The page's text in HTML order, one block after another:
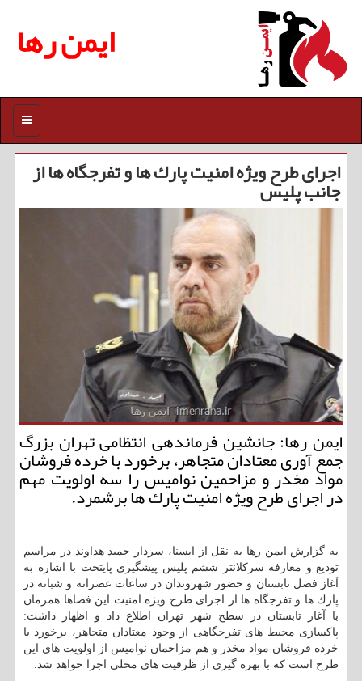
ایمن رها
منو
اجرای طرح ویژه امنیت پارك ها و تفرجگاه ها از
جانب پلیس
ایمن رها: جانشین فرماندهی انتظامی تهران بزرگ
جمع آوری معتادان متجاهر، برخورد با خرده فروشان
مواد مخدر و مزاحمین نوامیس را سه اولویت مهم
در اجرای طرح ویژه امنیت پارك ها برشمرد.
به گزارش ایمن رها به نقل از ایسنا، سردار حمید هداوند در مراسم
تودیع و معارفه سركلانتر ششم پلیس پیشگیری پایتخت با اشاره به
آغاز فصل تابستان و حضور شهروندان در ساعات عصرانه و شبانه در
پارك ها و تفرجگاه ها از اجرای طرح ویژه امنیت این فضاها همزمان
با آغاز تابستان در سطح شهر تهران اطلاع داد و اظهار داشت:
پاكسازی محیط های تفرجگاهی از وجود معتادان متجاهر، برخورد با
خرده فروشان مواد مخدر و هم مزاحمان نوامیس از اولویت های این
طرح است كه با بهره گیری از ظرفیت های محلی اجرا خواهد شد.